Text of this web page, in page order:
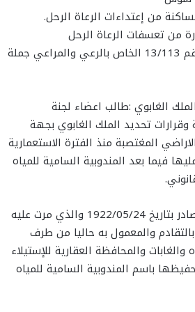
من إعتداءات الرعاة الرحل.
من تعسفات الرعاة الرحل
رفض الساكنة للقانون رقم 13/113 الخاص بالرعي والمراعي جملة
الغابوي :طالب اعضاء لجنة
تحديد الملك الغابوي بجهة
المغتصبة منذ الفترة الاستعمارية
فيما بعد المندوبية السامية للمياه
إلغاء العمل بالظهير الصادر بتاريخ 1922/05/24 والذي مرت عليه
بالتقادم والمعمول به حاليا من طرف
والغابات والمحافظة العقارية للإستيلاء
باسم المندوبية السامية للمياه